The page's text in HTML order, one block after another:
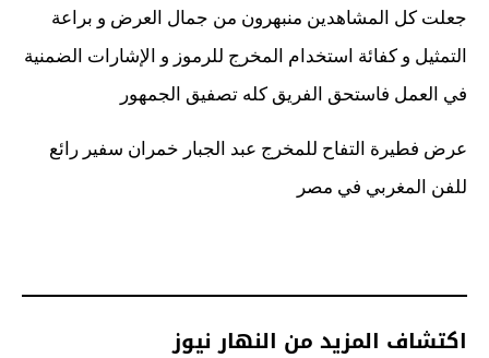
جعلت كل المشاهدين منبهرون من جمال العرض و براعة
التمثيل و كفائة استخدام المخرج للرموز و الإشارات الضمنية
في العمل فاستحق الفريق كله تصفيق الجمهور
عرض فطيرة التفاح للمخرج عبد الجبار خمران سفير رائع
للفن المغربي في مصر
اكتشاف المزيد من النهار نيوز